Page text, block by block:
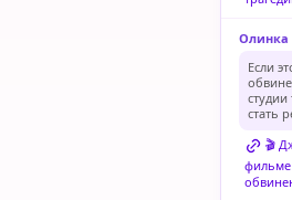
Олинка
Если
стать
🎬
фильме